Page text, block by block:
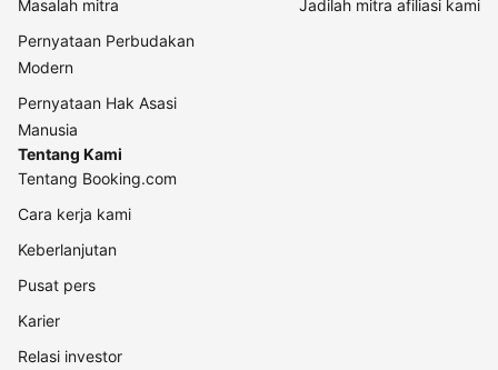
Masalah mitra
Pernyataan Perbudakan
Modern
Pernyataan Hak Asasi
Manusia
Jadilah mitra afiliasi kami
Tentang Kami
Tentang Booking.com
Cara kerja kami
Keberlanjutan
Pusat pers
Karier
Relasi investor